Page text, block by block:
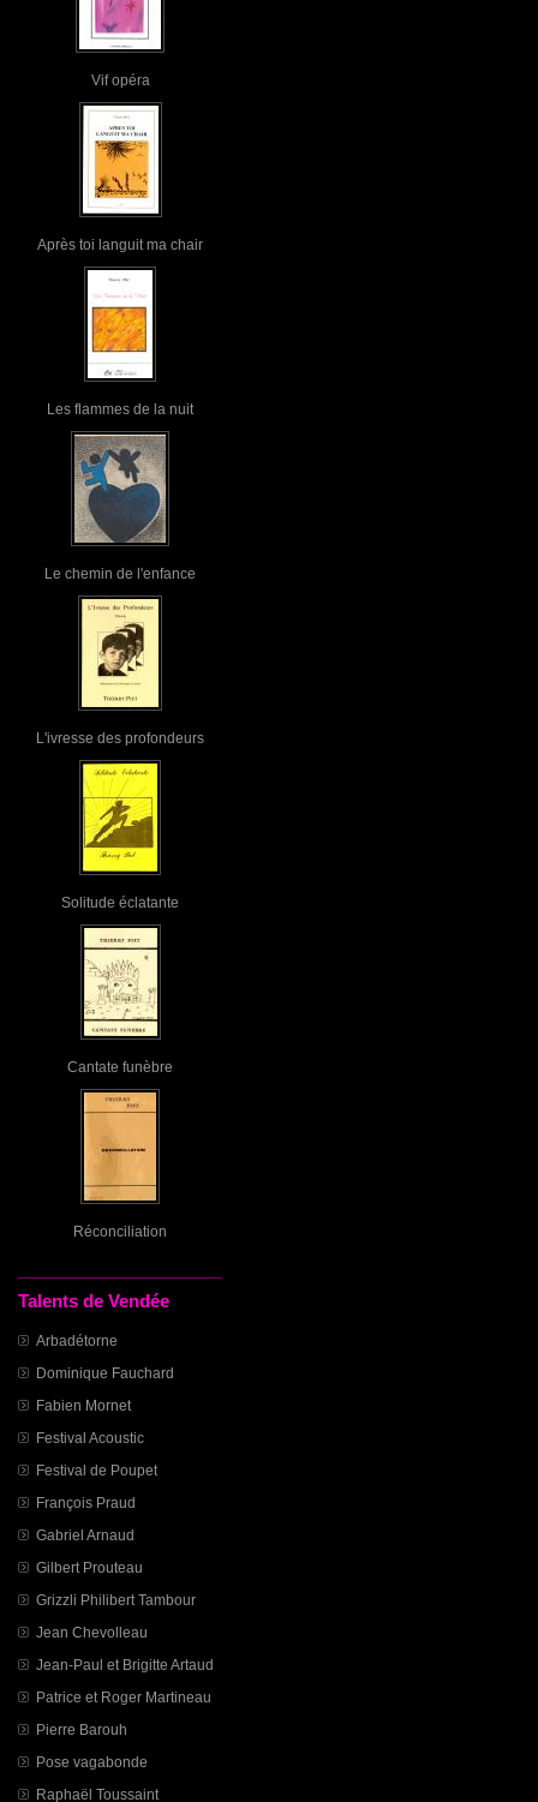
Vif opéra
Après toi languit ma chair
Les flammes de la nuit
Le chemin de l'enfance
L'ivresse des profondeurs
Solitude éclatante
Cantate funèbre
Réconciliation
Talents de Vendée
Arbadétorne
Dominique Fauchard
Fabien Mornet
Festival Acoustic
Festival de Poupet
François Praud
Gabriel Arnaud
Gilbert Prouteau
Grizzli Philibert Tambour
Jean Chevolleau
Jean-Paul et Brigitte Artaud
Patrice et Roger Martineau
Pierre Barouh
Pose vagabonde
Raphaël Toussaint